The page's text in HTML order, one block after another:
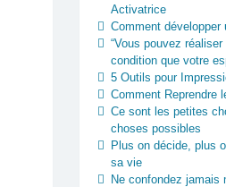
Activatrice
Comment développer
“Vous pouvez
condition que votre
5 Outils pour
Comment Reprendre
Ce sont les petites
choses possibles
Plus on décide, plus
sa vie
Ne confondez jamais